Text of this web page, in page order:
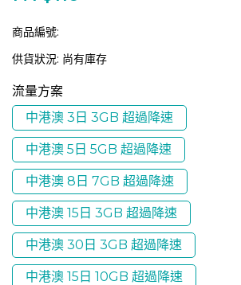
商品編號:
供貨狀況: 尚有庫存
流量方案
中港澳 3日 3GB 超過降速
中港澳 5日 5GB 超過降速
中港澳 8日 7GB 超過降速
中港澳 15日 3GB 超過降速
中港澳 30日 3GB 超過降速
中港澳 15日 10GB 超過降速